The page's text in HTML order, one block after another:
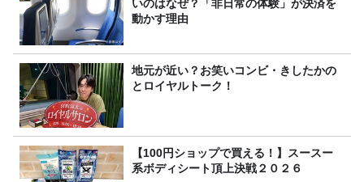
いのはなぜ？「非日常の体験」が決済を
動かす理由
地元が近い？お笑いコンビ・きしたかの
とロイヤルトーク！
【100円ショップで買える！】スースー
系ボディシート頂上決戦２０２６